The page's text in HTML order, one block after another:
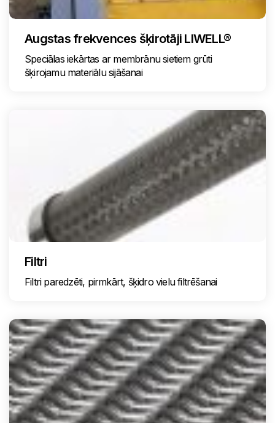
Augstas frekvences šķirotāji LIWELL®
Speciālas iekārtas ar membrānu sietiem grūti
šķirojamu materiālu sijāšanai
Filtri
Filtri paredzēti, pirmkārt, šķidro vielu filtrēšanai